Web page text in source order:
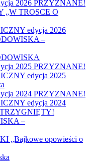
2026 PRZYZNANE!
TROSCE O
edycja 2026
–
2025 PRZYZNANE!
edycja 2025
2024 PRZYZNANE!
edycja 2024
–
„Bajkowe opowieści o